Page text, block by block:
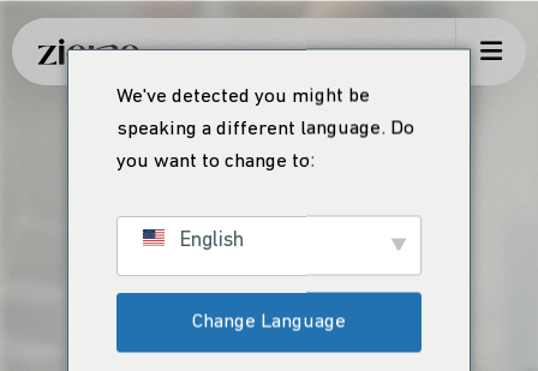
Наши продукты
We've detected you might be
speaking a different language. Do
you want to change to:
English
Change Language